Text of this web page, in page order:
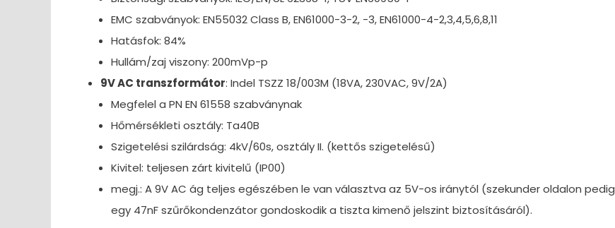
EMC szabványok: EN55032 Class B, EN61000-3-2, -3, EN61000-4-2,3,4,5,6,8,11
Hatásfok: 84%
Hullám/zaj viszony: 200mVp-p
9V AC transzformátor: Indel TSZZ 18/003M (18VA, 230VAC, 9V/2A)
Megfelel a PN EN 61558 szabványnak
Hőmérsékleti osztály: Ta40B
Szigetelési szilárdság: 4kV/60s, osztály II. (kettős szigetelésű)
Kivitel: teljesen zárt kivitelű (IP00)
megj.: A 9V AC ág teljes egészében le van választva az 5V-os iránytól (szekunder oldalon pedig
egy 47nF szűrőkondenzátor gondoskodik a tiszta kimenő jelszint biztosításáról).